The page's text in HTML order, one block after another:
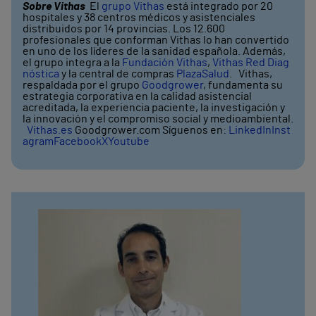
Sobre Vithas El grupo Vithas está integrado por 20
hospitales y 38 centros médicos y asistenciales
distribuidos por 14 provincias. Los 12.600
profesionales que conforman Vithas lo han convertido
en uno de los líderes de la sanidad española. Además,
el grupo integra a la Fundación Vithas, Vithas Red Diag
nóstica y la central de compras PlazaSalud
. Vithas,
respaldada por el grupo Goodgrower, fundamenta su
estrategia corporativa en la calidad asistencial
acreditada, la experiencia paciente, la investigación y
la innovación y el compromiso social y medioambiental.
Vithas.es Goodgrower.com Síguenos en: LinkedIn Inst
agramFacebookXYoutube